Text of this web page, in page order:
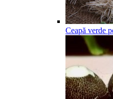
Ceapă verde